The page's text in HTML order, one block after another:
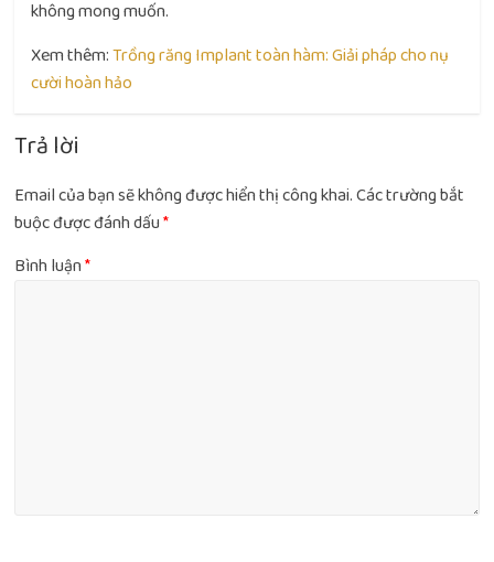
không mong muốn.
Xem thêm:Trồng răng Implant toàn hàm: Giải pháp cho nụ
cười hoàn hảo
Trả lời
Email của bạn sẽ không được hiển thị công khai.Các trường bắt
buộc được đánh dấu*
Bình luận*